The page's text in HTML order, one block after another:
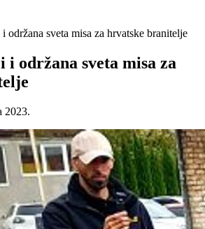
održana sveta misa za hrvatske branitelje
i održana sveta misa za
2023.